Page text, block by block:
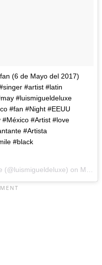
(6 de Mayo del 2017)
#artist #latin
#luismigueldeluxe
#fan #Night #EEUU
#Artist #love
#Artista
#black
(@luismigueldeluxe) on May 7, 2017 at 8:21am PDT